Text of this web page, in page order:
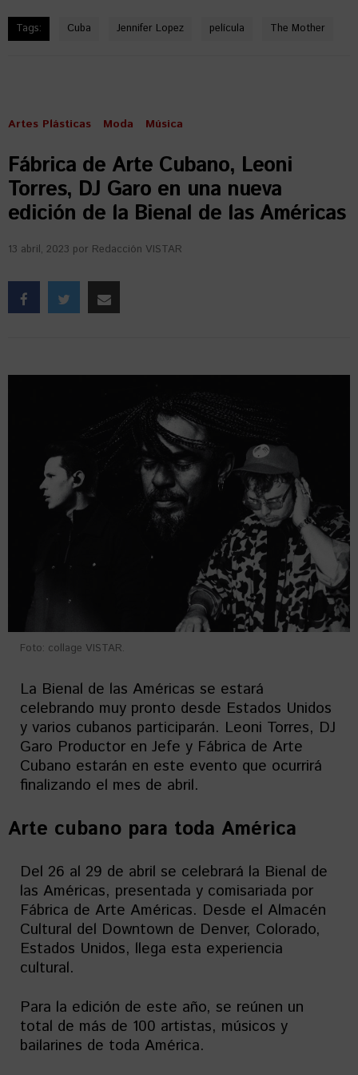
Tags: Cuba Jennifer Lopez película The Mother
Artes Plásticas Moda Música
Fábrica de Arte Cubano, Leoni
Torres, DJ Garo en una nueva
edición de la Bienal de las Américas
13 abril, 2023 por Redacción VISTAR
Foto: collage VISTAR.
La Bienal de las Américas se estará
celebrando muy pronto desde Estados Unidos
y varios cubanos participarán. Leoni Torres, DJ
Garo Productor en Jefe y Fábrica de Arte
Cubano estarán en este evento que ocurrirá
finalizando el mes de abril.
Arte cubano para toda América
Del 26 al 29 de abril se celebrará la Bienal de
las Américas, presentada y comisariada por
Fábrica de Arte Américas. Desde el Almacén
Cultural del Downtown de Denver, Colorado,
Estados Unidos, llega esta experiencia
cultural.
Para la edición de este año, se reúnen un
total de más de 100 artistas, músicos y
bailarines de toda América.